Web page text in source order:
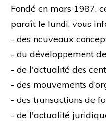
Fondé en mars 1987,
paraît le lundi, vous
- des nouveaux
- du développement
- de l'actualité des
- des mouvements
- des transactions de
- de l'actualité